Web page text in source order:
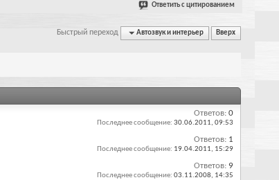
Ответить с цитированием
Быстрый переход Автозвук и интерьер Вверх
Ответов: 0
Последнее сообщение: 30.06.2011, 09:53
Ответов: 1
Последнее сообщение: 19.04.2011, 15:29
Ответов: 9
Последнее сообщение: 03.11.2008, 14:35